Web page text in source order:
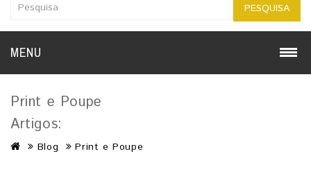
PESQUISA
MENU
Print e Poupe
Artigos:
Blog Print e Poupe